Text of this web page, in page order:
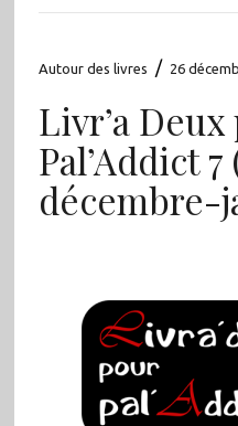
Autour des livres / 26
Livr’a
Pal’Addict
décembre-